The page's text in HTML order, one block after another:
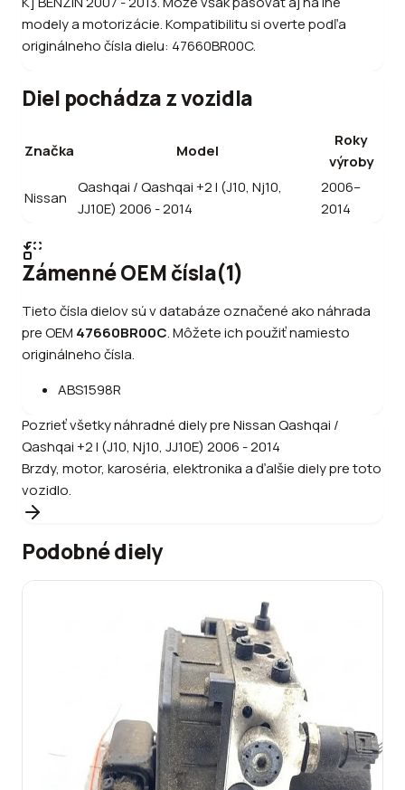
modely a motorizácie. Kompatibilitu si overte podľa
originálneho čísla dielu: 47660BR00C.
Diel pochádza z vozidla
Značka Model
Roky
výroby
Nissan
Qashqai / Qashqai +2 I (J10, Nj10,
JJ10E) 2006 - 2014
2006–
2014
Zámenné OEM čísla(1)
Tieto čísla dielov sú v databáze označené ako náhrada
pre OEM 47660BR00C.Môžete ich použiť namiesto
originálneho čísla.
ABS1598R
Pozrieť všetky náhradné diely preNissanQashqai /
Qashqai +2 I (J10, Nj10, JJ10E) 2006 - 2014
Brzdy, motor, karoséria, elektronika a ďalšie diely pre toto
vozidlo.
Podobné diely